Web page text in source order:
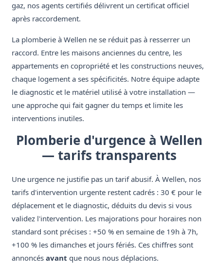
gaz, nos agents certifiés délivrent un certificat officiel
après raccordement.
La plomberie à Wellen ne se réduit pas à resserrer un
raccord. Entre les maisons anciennes du centre, les
appartements en copropriété et les constructions neuves,
chaque logement a ses spécificités. Notre équipe adapte
le diagnostic et le matériel utilisé à votre installation —
une approche qui fait gagner du temps et limite les
interventions inutiles.
Plomberie d'urgence à Wellen
— tarifs transparents
Une urgence ne justifie pas un tarif abusif. À Wellen, nos
tarifs d'intervention urgente restent cadrés : 30 € pour le
déplacement et le diagnostic, déduits du devis si vous
validez l'intervention. Les majorations pour horaires non
standard sont précises : +50 % en semaine de 19h à 7h,
+100 % les dimanches et jours fériés. Ces chiffres sont
annoncés avant que nous nous déplacions.